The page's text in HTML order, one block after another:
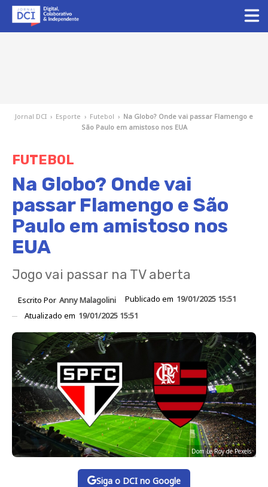
Jornal DCI › Esporte › Futebol › Na Globo? Onde vai passar Flamengo e
São Paulo em amistoso nos EUA
FUTEBOL
Na Globo? Onde vai
passar Flamengo e São
Paulo em amistoso nos
EUA
Jogo vai passar na TV aberta
Escrito Por Anny Malagolini Publicado em 19/01/2025 15:51
Atualizado em 19/01/2025 15:51
Dom Le Roy de Pexels
Siga o DCI no Google